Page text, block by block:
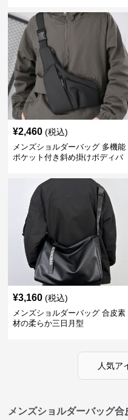
¥2,460 (税込)
メンズショルダーバッグ 多機能
ポケット付き斜め掛けボディバ
¥3,160 (税込)
メンズショルダーバッグ 合皮素
材の柔らか三日月型
人気ア
メンズショルダーバッグ合